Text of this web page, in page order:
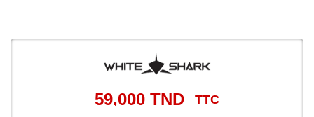
59,000 TND TTC